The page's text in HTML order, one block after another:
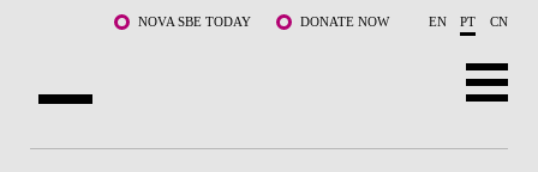
Saltar para o conteúdo principalNOVA SBE TODAY DONATE NOW EN PT CN